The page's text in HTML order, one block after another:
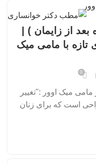
از زایمان ) |
تازه با مامی میک
0
میک اوور :"تغییر
است که برای زنان